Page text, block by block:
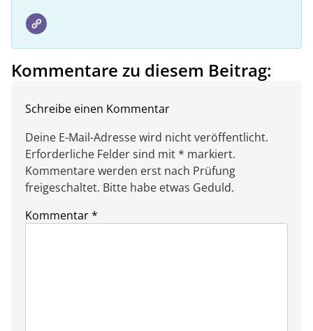
Kommentare zu diesem Beitrag:
Schreibe einen Kommentar
Deine E-Mail-Adresse wird nicht veröffentlicht.
Erforderliche Felder sind mit * markiert.
Kommentare werden erst nach Prüfung
freigeschaltet. Bitte habe etwas Geduld.
Kommentar*